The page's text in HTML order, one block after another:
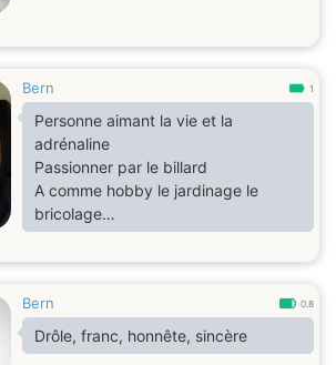
Bern 1
Personne aimant la vie et la
adrénaline
Passionner par le billard
A comme hobby le jardinage le
bricolage
Assez casanier mais sa me dérange
pas de sortir
et aime apprendre et aller dans des
nouveau endroit sortir de ma zone
de confort
Bern 0.8
Drôle, franc, honnête, sincère